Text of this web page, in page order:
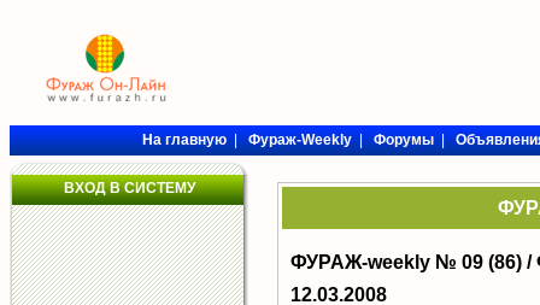
На главную|Фураж-Weekly|Форумы|
ВХОД В СИСТЕМУ
ФУРАЖ-weekly № 09 (86) /
12.03.2008